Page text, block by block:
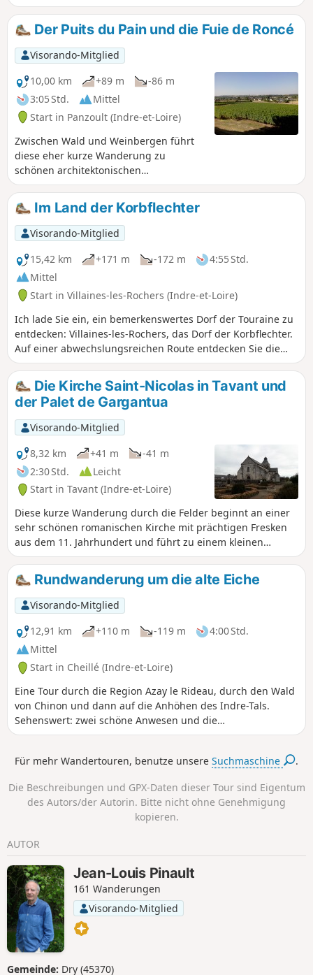
Der Puits du Pain und die Fuie de Roncé
Visorando-Mitglied
10,00 km
+89 m
-86 m
3:05 Std.
Mittel
Start in Panzoult (Indre-et-Loire)
Zwischen Wald und Weinbergen führt
diese eher kurze Wanderung zu
schönen architektonischen
Sehenswürdigkeiten.
Im Land der Korbflechter
Visorando-Mitglied
15,42 km
+171 m -172 m
4:55 Std.
Mittel
Start in Villaines-les-Rochers (Indre-et-Loire)
Ich lade Sie ein, ein bemerkenswertes Dorf der Touraine zu
entdecken: Villaines-les-Rochers, das Dorf der Korbflechter.
Auf einer abwechslungsreichen Route entdecken Sie die
Weiler des Dorfes mit ihren zahlreichen Höhlenwohnungen,
in denen viele aktive Korbflechter leben, das Schloss
Château du Petit Boulay und die umliegende Landschaft mit
ihren vielen Bächen und Wäldern.
Die Kirche Saint-Nicolas in Tavant und
der Palet de Gargantua
Visorando-Mitglied
8,32 km
+41 m
-41 m
2:30 Std.
Leicht
Start in Tavant (Indre-et-Loire)
Diese kurze Wanderung durch die Felder beginnt an einer
sehr schönen romanischen Kirche mit prächtigen Fresken
aus dem 11. Jahrhundert und führt zu einem kleinen
Dolmen, der sehr gut erhalten ist.
Rundwanderung um die alte Eiche
Visorando-Mitglied
12,91 km
+110 m -119 m
4:00 Std.
Mittel
Start in Cheillé (Indre-et-Loire)
Eine Tour durch die Region Azay le Rideau, durch den Wald
von Chinon und dann auf die Anhöhen des Indre-Tals.
Sehenswert: zwei schöne Anwesen und die
bemerkenswerte Eiche der Kirche von Cheillé.
Für mehr Wandertouren, benutze unsereSuchmaschine .
Die Beschreibungen und GPX-Daten dieser Tour sind Eigentum
des Autors/der Autorin. Bitte nicht ohne Genehmigung
kopieren.
AUTOR
Jean-Louis Pinault
161 Wanderungen
Visorando-Mitglied
Gemeinde: Dry (45370)